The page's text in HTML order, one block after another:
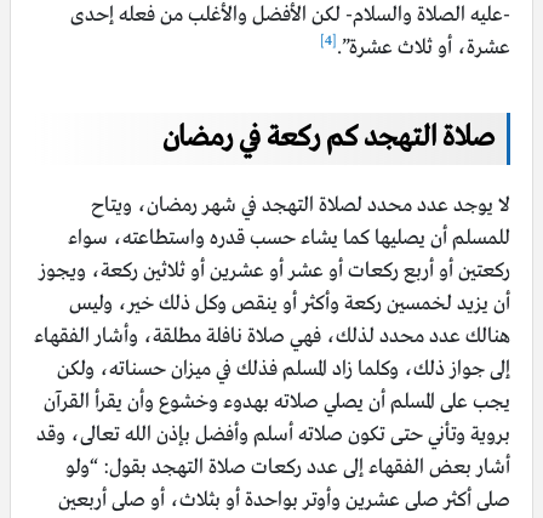
-عليه الصلاة والسلام- لكن الأفضل والأغلب من فعله إحدى
عشرة، أو ثلاث عشرة”.[4]
صلاة التهجد كم ركعة في رمضان
لا يوجد عدد محدد لصلاة التهجد في شهر رمضان، ويتاح
للمسلم أن يصليها كما يشاء حسب قدره واستطاعته، سواء
ركعتين أو أربع ركعات أو عشر أو عشرين أو ثلاثين ركعة، ويجوز
أن يزيد لخمسين ركعة وأكثر أو ينقص وكل ذلك خير، وليس
هنالك عدد محدد لذلك، فهي صلاة نافلة مطلقة، وأشار الفقهاء
إلى جواز ذلك، وكلما زاد المسلم فذلك في ميزان حسناته، ولكن
يجب على المسلم أن يصلي صلاته بهدوء وخشوع وأن يقرأ القرآن
بروية وتأني حتى تكون صلاته أسلم وأفضل بإذن الله تعالى، وقد
أشار بعض الفقهاء إلى عدد ركعات صلاة التهجد بقول: “ولو
صلى أكثر صلى عشرين وأوتر بواحدة أو بثلاث، أو صلى أربعين